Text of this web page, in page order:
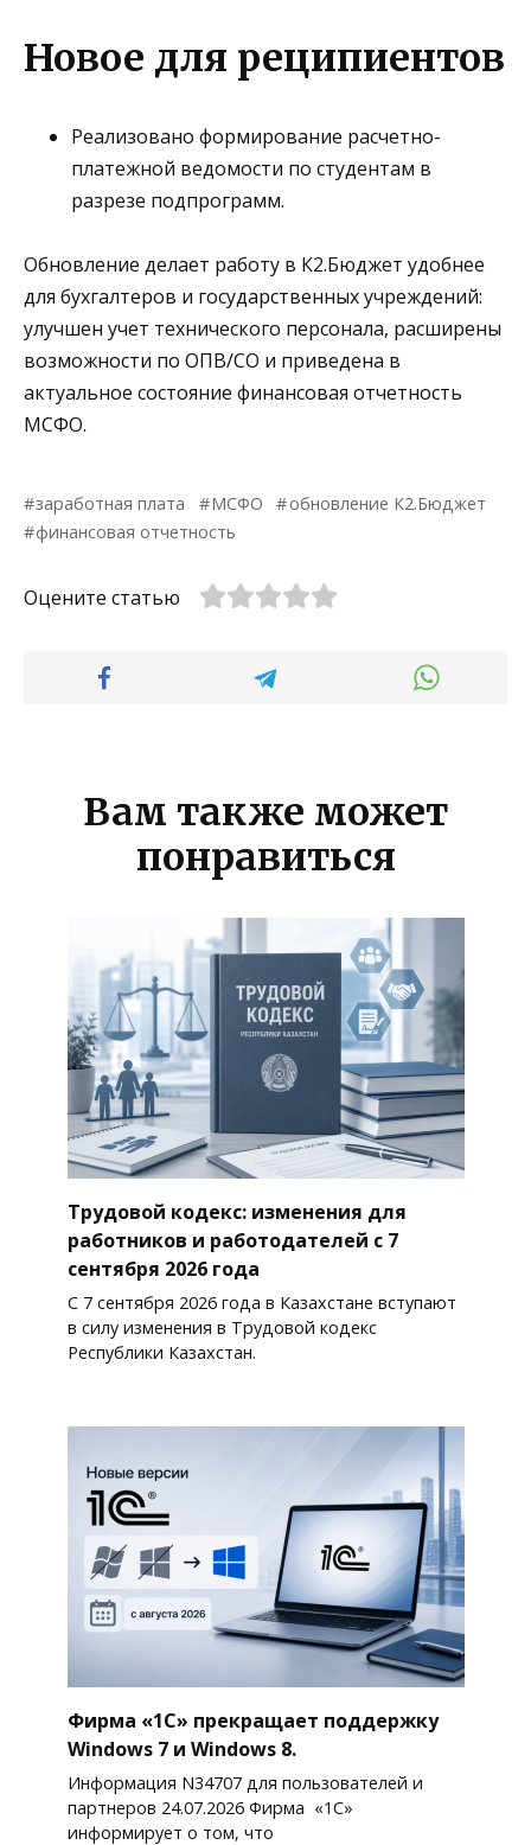
Новое для реципиентов
Реализовано формирование расчетно-
платежной ведомости по студентам в
разрезе подпрограмм.
Обновление делает работу в К2.Бюджет удобнее
для бухгалтеров и государственных учреждений:
улучшен учет технического персонала, расширены
возможности по ОПВ/СО и приведена в
актуальное состояние финансовая отчетность
МСФО.
заработная плата МСФО
обновление К2.Бюджет
финансовая отчетность
Оцените статью
Вам также может
понравиться
Трудовой кодекс: изменения для
работников и работодателей с 7
сентября 2026 года
С 7 сентября 2026 года в Казахстане вступают
в силу изменения в Трудовой кодекс
Республики Казахстан.
Фирма «1С» прекращает поддержку
Windows 7 и Windows 8.
Информация N34707 для пользователей и
партнеров 24.07.2026 Фирма «1С»
информирует о том, что